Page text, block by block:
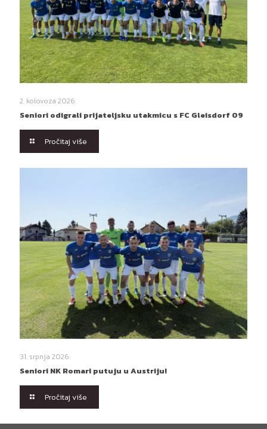
2. kolovoza 2026.
Seniori odigrali prijateljsku utakmicu s FC Gleisdorf 09
Pročitaj više
31. srpnja 2026.
Seniori NK Romari putuju u Austriju!
Pročitaj više